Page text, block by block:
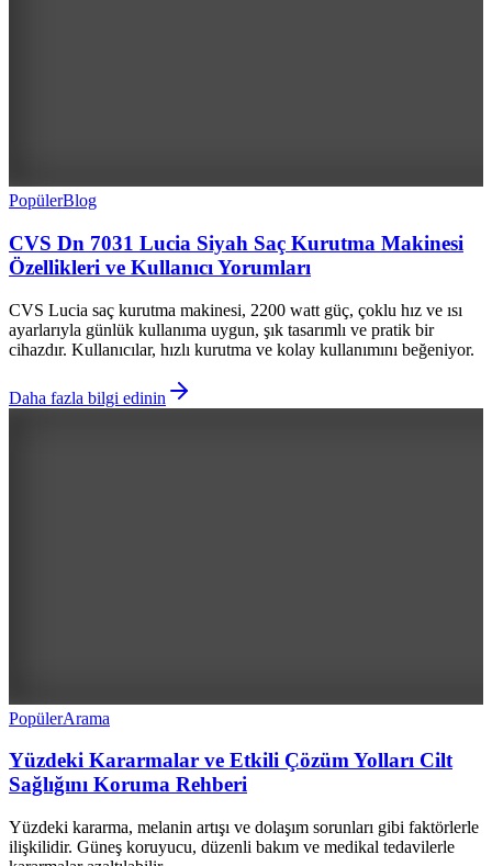
PopülerBlog
CVS Dn 7031 Lucia Siyah Saç Kurutma Makinesi
Özellikleri ve Kullanıcı Yorumları
CVS Lucia saç kurutma makinesi, 2200 watt güç, çoklu hız ve ısı
ayarlarıyla günlük kullanıma uygun, şık tasarımlı ve pratik bir
cihazdır. Kullanıcılar, hızlı kurutma ve kolay kullanımını beğeniyor.
Daha fazla bilgi edinin
PopülerArama
Yüzdeki Kararmalar ve Etkili Çözüm Yolları Cilt
Sağlığını Koruma Rehberi
Yüzdeki kararma, melanin artışı ve dolaşım sorunları gibi faktörlerle
ilişkilidir. Güneş koruyucu, düzenli bakım ve medikal tedavilerle